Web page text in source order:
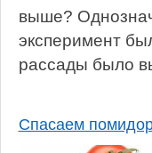
выше?
эксперимент
рассады было
Спасаем